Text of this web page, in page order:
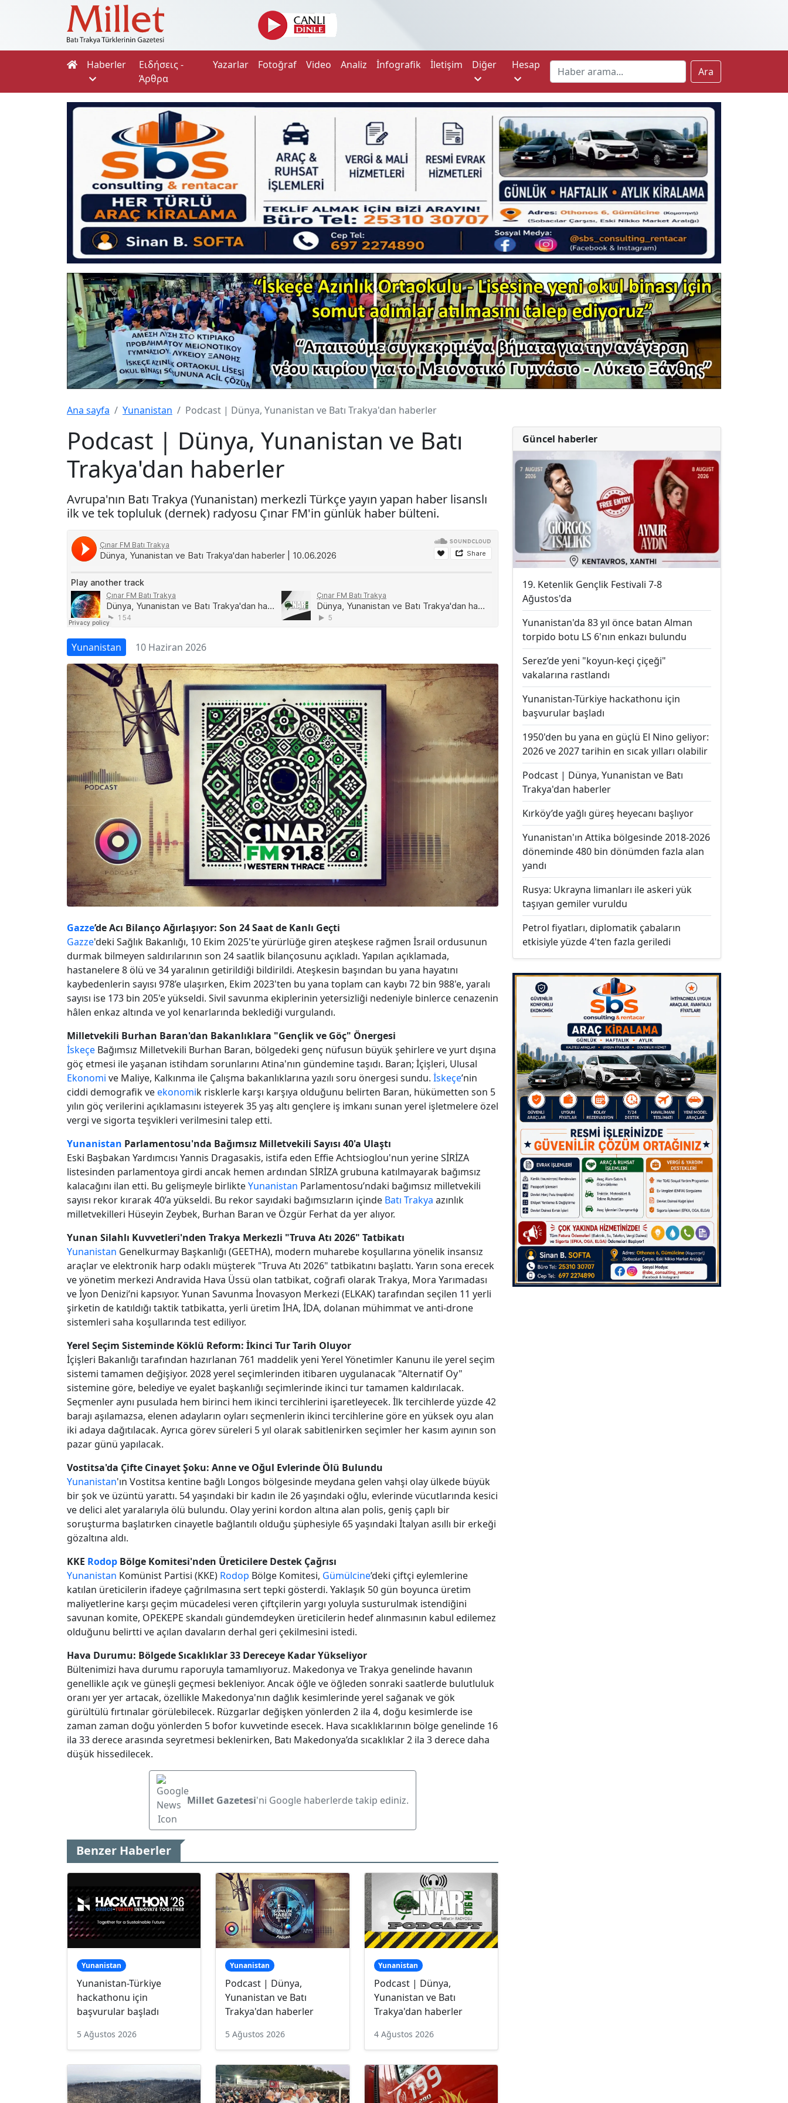
Haberler
Ειδήσεις -
Άρθρα
Yazarlar Fotoğraf Video Analiz İnfografik İletişim Diğer Hesap
Ara
Ana sayfa Yunanistan Podcast | Dünya, Yunanistan ve Batı Trakya'dan haberler
Podcast | Dünya, Yunanistan ve Batı
Trakya'dan haberler
Avrupa'nın Batı Trakya (Yunanistan) merkezli Türkçe yayın yapan haber lisanslı
ilk ve tek topluluk (dernek) radyosu Çınar FM'in günlük haber bülteni.
Yunanistan 10 Haziran 2026
Gazze’de Acı Bilanço Ağırlaşıyor: Son 24 Saat de Kanlı Geçti
Gazze'deki Sağlık Bakanlığı, 10 Ekim 2025'te yürürlüğe giren ateşkese rağmen İsrail ordusunun
durmak bilmeyen saldırılarının son 24 saatlik bilançosunu açıkladı. Yapılan açıklamada,
hastanelere 8 ölü ve 34 yaralının getirildiği bildirildi. Ateşkesin başından bu yana hayatını
kaybedenlerin sayısı 978’e ulaşırken, Ekim 2023'ten bu yana toplam can kaybı 72 bin 988'e, yaralı
sayısı ise 173 bin 205'e yükseldi. Sivil savunma ekiplerinin yetersizliği nedeniyle binlerce cenazenin
hâlen enkaz altında ve yol kenarlarında beklediği vurgulandı.
Milletvekili Burhan Baran'dan Bakanlıklara "Gençlik ve Göç" Önergesi
İskeçe Bağımsız Milletvekili Burhan Baran, bölgedeki genç nüfusun büyük şehirlere ve yurt dışına
göç etmesi ile yaşanan istihdam sorunlarını Atina'nın gündemine taşıdı. Baran; İçişleri, Ulusal
Ekonomi ve Maliye, Kalkınma ile Çalışma bakanlıklarına yazılı soru önergesi sundu. İskeçe’nin
ciddi demografik veekonomik risklerle karşı karşıya olduğunu belirten Baran, hükümetten son 5
yılın göç verilerini açıklamasını isteyerek 35 yaş altı gençlere iş imkanı sunan yerel işletmelere özel
vergi ve sigorta teşvikleri verilmesini talep etti.
Yunanistan Parlamentosu'nda Bağımsız Milletvekili Sayısı 40'a Ulaştı
Eski Başbakan Yardımcısı Yannis Dragasakis, istifa eden Effie Achtsioglou'nun yerine SİRİZA
listesinden parlamentoya girdi ancak hemen ardından SİRİZA grubuna katılmayarak bağımsız
kalacağını ilan etti. Bu gelişmeyle birlikteYunanistan Parlamentosu’ndaki bağımsız milletvekili
sayısı rekor kırarak 40’a yükseldi. Bu rekor sayıdaki bağımsızların içinde Batı Trakya azınlık
milletvekilleri Hüseyin Zeybek, Burhan Baran ve Özgür Ferhat da yer alıyor.
Yunan Silahlı Kuvvetleri'nden Trakya Merkezli "Truva Atı 2026" Tatbikatı
Yunanistan Genelkurmay Başkanlığı (GEETHA), modern muharebe koşullarına yönelik insansız
araçlar ve elektronik harp odaklı müşterek "Truva Atı 2026" tatbikatını başlattı. Yarın sona erecek
ve yönetim merkezi Andravida Hava Üssü olan tatbikat, coğrafi olarak Trakya, Mora Yarımadası
ve İyon Denizi’ni kapsıyor. Yunan Savunma İnovasyon Merkezi (ELKAK) tarafından seçilen 11 yerli
şirketin de katıldığı taktik tatbikatta, yerli üretim İHA, İDA, dolanan mühimmat ve anti-drone
sistemleri saha koşullarında test ediliyor.
Yerel Seçim Sisteminde Köklü Reform: İkinci Tur Tarih Oluyor
İçişleri Bakanlığı tarafından hazırlanan 761 maddelik yeni Yerel Yönetimler Kanunu ile yerel seçim
sistemi tamamen değişiyor. 2028 yerel seçimlerinden itibaren uygulanacak "Alternatif Oy"
sistemine göre, belediye ve eyalet başkanlığı seçimlerinde ikinci tur tamamen kaldırılacak.
Seçmenler aynı pusulada hem birinci hem ikinci tercihlerini işaretleyecek. İlk tercihlerde yüzde 42
barajı aşılamazsa, elenen adayların oyları seçmenlerin ikinci tercihlerine göre en yüksek oyu alan
iki adaya dağıtılacak. Ayrıca görev süreleri 5 yıl olarak sabitlenirken seçimler her kasım ayının son
pazar günü yapılacak.
Vostitsa'da Çifte Cinayet Şoku: Anne ve Oğul Evlerinde Ölü Bulundu
Yunanistan'ın Vostitsa kentine bağlı Longos bölgesinde meydana gelen vahşi olay ülkede büyük
bir şok ve üzüntü yarattı. 54 yaşındaki bir kadın ile 26 yaşındaki oğlu, evlerinde vücutlarında kesici
ve delici alet yaralarıyla ölü bulundu. Olay yerini kordon altına alan polis, geniş çaplı bir
soruşturma başlatırken cinayetle bağlantılı olduğu şüphesiyle 65 yaşındaki İtalyan asıllı bir erkeği
gözaltına aldı.
KKE Rodop Bölge Komitesi'nden Üreticilere Destek Çağrısı
Yunanistan Komünist Partisi (KKE) Rodop Bölge Komitesi, Gümülcine’deki çiftçi eylemlerine
katılan üreticilerin ifadeye çağrılmasına sert tepki gösterdi. Yaklaşık 50 gün boyunca üretim
maliyetlerine karşı geçim mücadelesi veren çiftçilerin yargı yoluyla susturulmak istendiğini
savunan komite, OPEKEPE skandalı gündemdeyken üreticilerin hedef alınmasının kabul edilemez
olduğunu belirtti ve açılan davaların derhal geri çekilmesini istedi.
Hava Durumu: Bölgede Sıcaklıklar 33 Dereceye Kadar Yükseliyor
Bültenimizi hava durumu raporuyla tamamlıyoruz. Makedonya ve Trakya genelinde havanın
genellikle açık ve güneşli geçmesi bekleniyor. Ancak öğle ve öğleden sonraki saatlerde bulutluluk
oranı yer yer artacak, özellikle Makedonya'nın dağlık kesimlerinde yerel sağanak ve gök
gürültülü fırtınalar görülebilecek. Rüzgarlar değişken yönlerden 2 ila 4, doğu kesimlerde ise
zaman zaman doğu yönlerden 5 bofor kuvvetinde esecek. Hava sıcaklıklarının bölge genelinde 16
ila 33 derece arasında seyretmesi beklenirken, Batı Makedonya’da sıcaklıklar 2 ila 3 derece daha
düşük hissedilecek.
Millet Gazetesi'ni Google haberlerde takip ediniz.
Benzer Haberler
Yunanistan
Yunanistan-Türkiye
hackathonu için
başvurular başladı
5 Ağustos 2026
Yunanistan
Podcast | Dünya,
Yunanistan ve Batı
Trakya'dan haberler
5 Ağustos 2026
Yunanistan
Podcast | Dünya,
Yunanistan ve Batı
Trakya'dan haberler
4 Ağustos 2026
Güncel haberler
19. Ketenlik Gençlik Festivali 7-8
Ağustos'da
Yunanistan'da 83 yıl önce batan Alman
torpido botu LS 6'nın enkazı bulundu
Serez’de yeni "koyun-keçi çiçeği"
vakalarına rastlandı
Yunanistan-Türkiye hackathonu için
başvurular başladı
1950'den bu yana en güçlü El Nino geliyor:
2026 ve 2027 tarihin en sıcak yılları olabilir
Podcast | Dünya, Yunanistan ve Batı
Trakya'dan haberler
Kırköy’de yağlı güreş heyecanı başlıyor
Yunanistan'ın Attika bölgesinde 2018-2026
döneminde 480 bin dönümden fazla alan
yandı
Rusya: Ukrayna limanları ile askeri yük
taşıyan gemiler vuruldu
Petrol fiyatları, diplomatik çabaların
etkisiyle yüzde 4'ten fazla geriledi